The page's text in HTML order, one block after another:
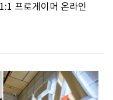
프로게이머 온라인